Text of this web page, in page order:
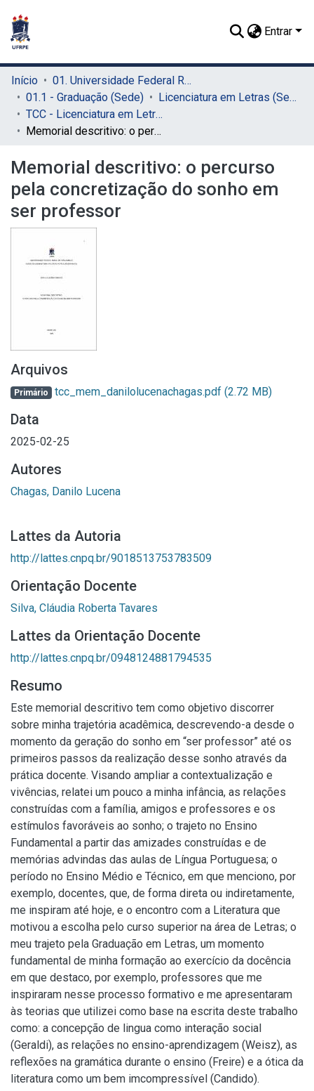
Entrar
Início
01. Universidade Federal Rural de Pernambuco - UFRPE (Sede)
01.1 - Graduação (Sede)
Licenciatura em Letras (Sede)
TCC - Licenciatura em Letras (Sede)
Memorial descritivo: o percurso pela concretização do sonho em ser professor
Memorial descritivo: o percurso
pela concretização do sonho em
ser professor
Arquivos
Primário tcc_mem_danilolucenachagas.pdf (2.72 MB)
Data
2025-02-25
Autores
Chagas, Danilo Lucena
Lattes da Autoria
http://lattes.cnpq.br/9018513753783509
Orientação Docente
Silva, Cláudia Roberta Tavares
Lattes da Orientação Docente
http://lattes.cnpq.br/0948124881794535
Resumo
Este memorial descritivo tem como objetivo discorrer
sobre minha trajetória acadêmica, descrevendo-a desde o
momento da geração do sonho em “ser professor” até os
primeiros passos da realização desse sonho através da
prática docente. Visando ampliar a contextualização e
vivências, relatei um pouco a minha infância, as relações
construídas com a família, amigos e professores e os
estímulos favoráveis ao sonho; o trajeto no Ensino
Fundamental a partir das amizades construídas e de
memórias advindas das aulas de Língua Portuguesa; o
período no Ensino Médio e Técnico, em que menciono, por
exemplo, docentes, que, de forma direta ou indiretamente,
me inspiram até hoje, e o encontro com a Literatura que
motivou a escolha pelo curso superior na área de Letras; o
meu trajeto pela Graduação em Letras, um momento
fundamental de minha formação ao exercício da docência
em que destaco, por exemplo, professores que me
inspiraram nesse processo formativo e me apresentaram
às teorias que utilizei como base na escrita deste trabalho
como: a concepção de lingua como interação social
(Geraldi), as relações no ensino-aprendizagem (Weisz), as
reflexões na gramática durante o ensino (Freire) e a ótica da
literatura como um bem imcompressível (Candido).